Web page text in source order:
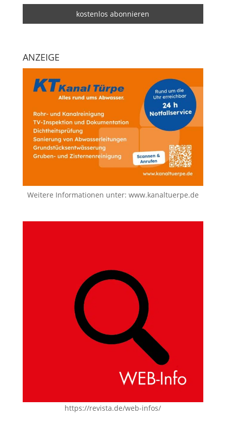
ANZEIGE
Weitere Informationen unter: www.kanaltuerpe.de
https://revista.de/web-infos/